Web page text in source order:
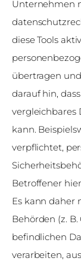
Unternehmen
diese Tools
übertragen
darauf hin,
vergleichbares
kann.
verpflichtet,
Betroffener
Es kann daher
Behörden (z.
befindlichen
verarbeiten,